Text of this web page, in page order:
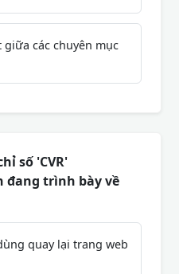
các chuyên mục
số 'CVR'
đang trình bày về
quay lại trang web